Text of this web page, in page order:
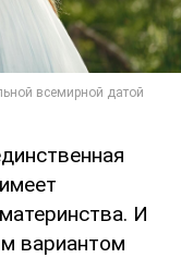
И
вариантом